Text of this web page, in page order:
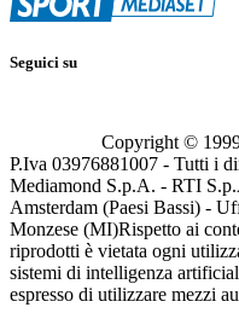
Seguici su
Copyright ©
P.Iva 03976881007 - Tutti i
Mediamond S.p.A. - RTI
Amsterdam (Paesi Bassi) -
Monzese (MI)Rispetto ai
riprodotti è vietata ogni
sistemi di intelligenza
espresso di utilizzare mezzi